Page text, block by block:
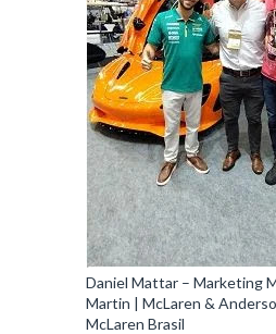
Daniel Mattar – Marketing
Martin | McLaren &
McLaren Brasil